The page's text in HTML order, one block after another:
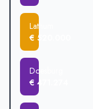
Lathum
€ 520.000
Doesburg
€ 471.274